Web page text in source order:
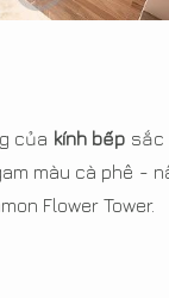
của kính bếp sắc
màu cà phê -
Flower Tower.